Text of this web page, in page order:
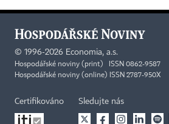
© 1996-2026 Economia, a.s.
Hospodářské noviny (print) ISSN 0862-9587
Hospodářské noviny (online) ISSN 2787-950X
Certifikováno Sledujte nás